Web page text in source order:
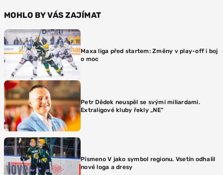
MOHLO BY VÁS ZAJÍMAT
Maxa liga před startem: Změny v play-off i boj
o moc
Petr Dědek neuspěl se svými miliardami.
Extraligové kluby řekly „NE“
Písmeno V jako symbol regionu. Vsetín odhalil
nové loga a dresy